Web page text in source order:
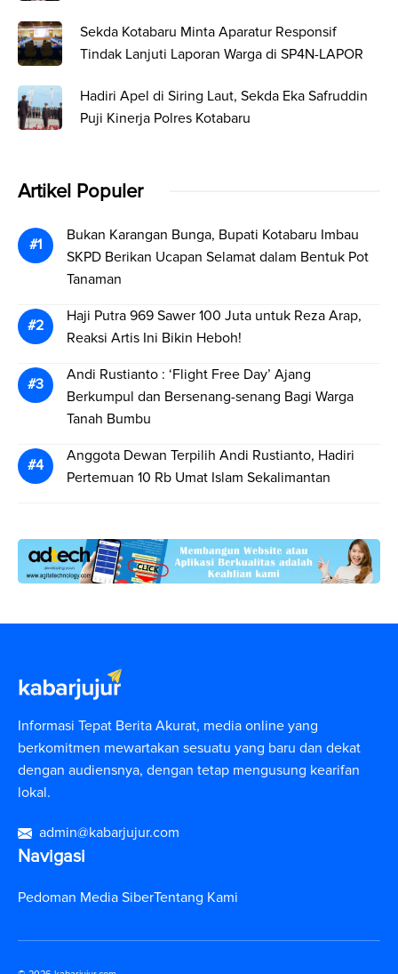
Sekda Kotabaru Minta Aparatur Responsif
Tindak Lanjuti Laporan Warga di SP4N-LAPOR
Hadiri Apel di Siring Laut, Sekda Eka Safruddin
Puji Kinerja Polres Kotabaru
Artikel Populer
Bukan Karangan Bunga, Bupati Kotabaru Imbau
SKPD Berikan Ucapan Selamat dalam Bentuk Pot
Tanaman
Haji Putra 969 Sawer 100 Juta untuk Reza Arap,
Reaksi Artis Ini Bikin Heboh!
Andi Rustianto : ‘Flight Free Day’ Ajang
Berkumpul dan Bersenang-senang Bagi Warga
Tanah Bumbu
Anggota Dewan Terpilih Andi Rustianto, Hadiri
Pertemuan 10 Rb Umat Islam Sekalimantan
Informasi Tepat Berita Akurat, media online yang
berkomitmen mewartakan sesuatu yang baru dan dekat
dengan audiensnya, dengan tetap mengusung kearifan
lokal.
admin@kabarjujur.com
Navigasi
Pedoman Media SiberTentang Kami